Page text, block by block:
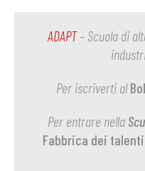
ADAPT– Scuola di
Per iscriverti al
Per entrare nella
Fabbrica dei talenti